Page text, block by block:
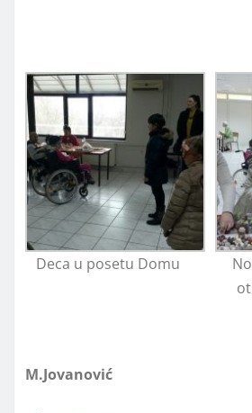
Deca u posetu Domu
M.Jovanović